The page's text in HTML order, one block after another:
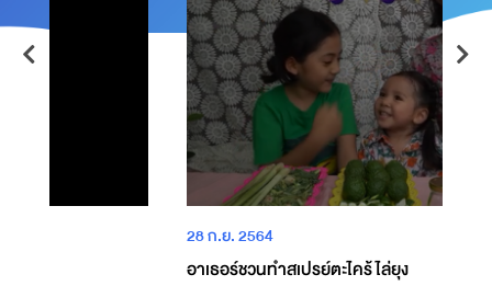
อาเธอร์ชวนทำสเปรย์ตะไคร้ไล่ยุง